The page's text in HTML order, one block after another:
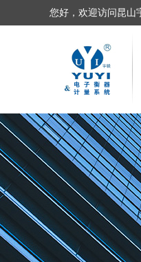
您好，欢迎访问昆山